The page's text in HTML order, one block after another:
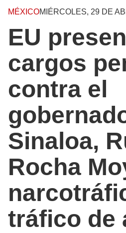
MÉXICOMIÉRCOLES, 29 DE
EU
cargos
contra el
Sinaloa,
Rocha
tráfico de